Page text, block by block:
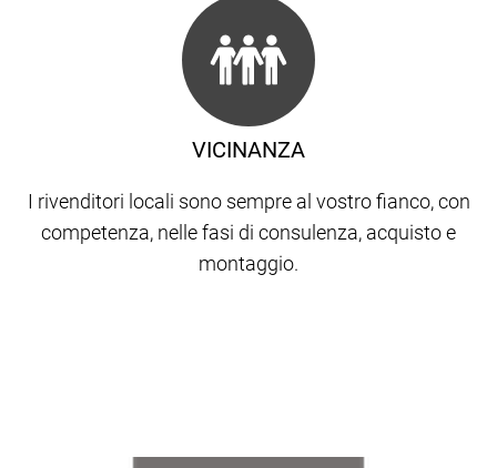
VICINANZA
I rivenditori locali sono sempre al vostro fianco, con
competenza, nelle fasi di consulenza, acquisto e
montaggio.